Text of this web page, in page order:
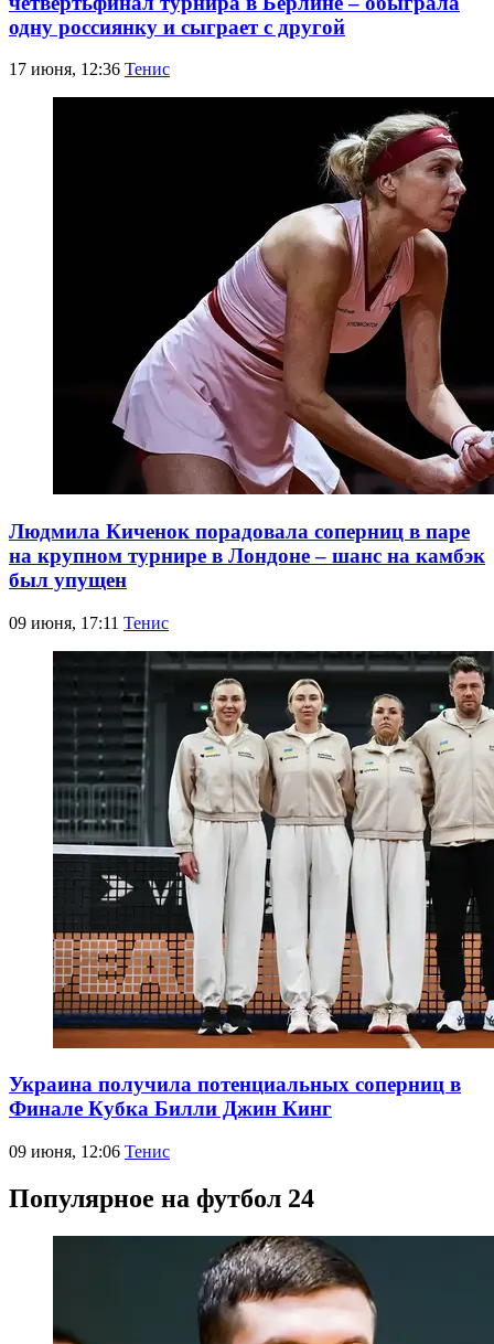
одну россиянку и сыграет с другой
17 июня, 12:36 Тенис
Людмила Киченок порадовала соперниц в паре
на крупном турнире в Лондоне – шанс на камбэк
был упущен
09 июня, 17:11 Тенис
Украина получила потенциальных соперниц в
Финале Кубка Билли Джин Кинг
09 июня, 12:06 Тенис
Популярное на футбол 24